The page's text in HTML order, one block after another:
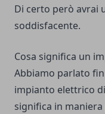
Di certo però avrai
soddisfacente.
Cosa significa un
Abbiamo parlato
impianto elettrico
significa in